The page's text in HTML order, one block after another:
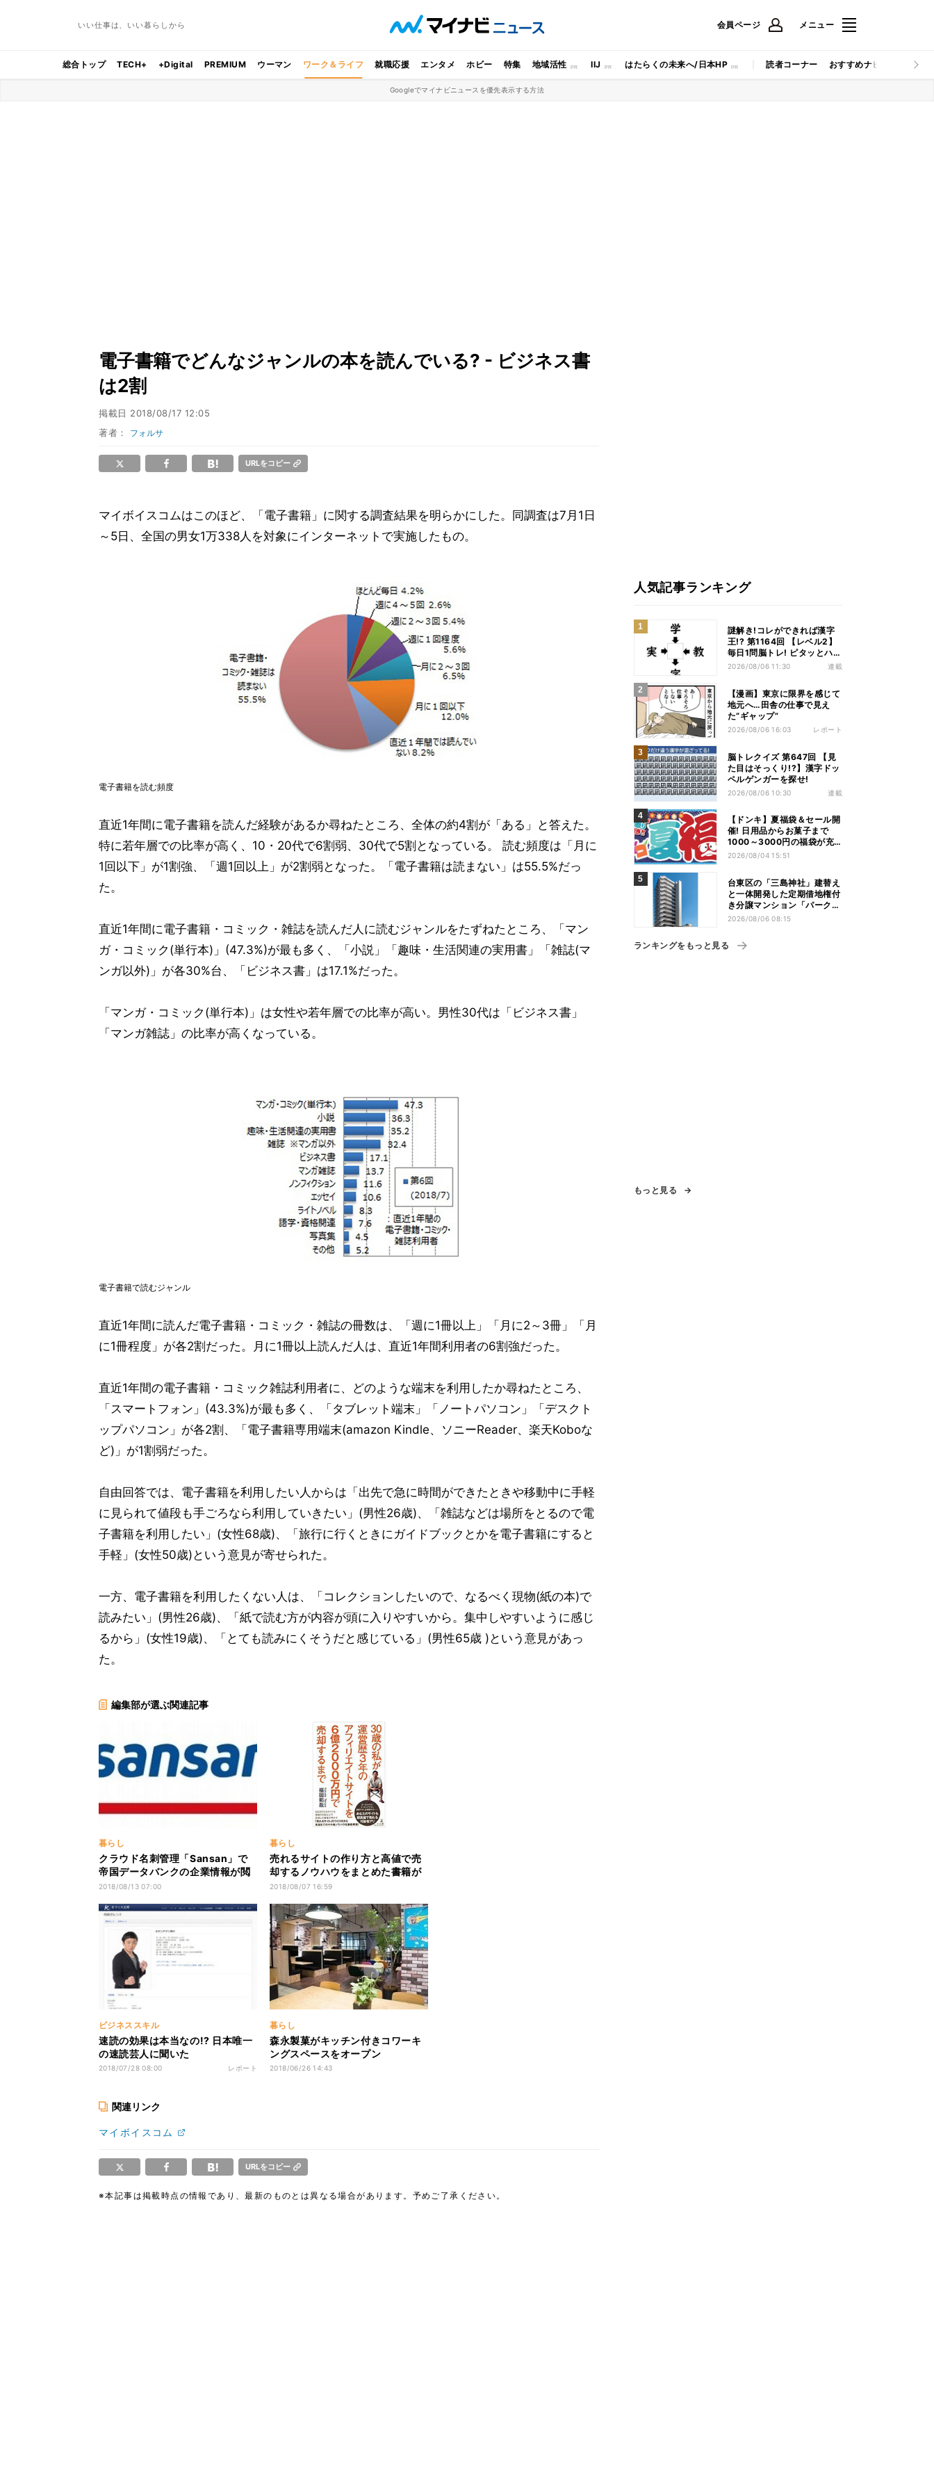
いい仕事は、いい暮らしから 会員ページ メニュー
総合トップ TECH+ +Digital PREMIUM ウーマン ワーク＆ライフ 就職応援 エンタメ ホビー 特集 地域活性 IIJ はたらくの未来へ/日本HP 読者コーナー おすすめナビ マイナビ
Googleでマイナビニュースを優先表示する方法
電子書籍でどんなジャンルの本を読んでいる? - ビジネス書
は2割
掲載日 2018/08/17 12:05
著者： フォルサ
URLをコピー
マイボイスコムはこのほど、「電子書籍」に関する調査結果を明らかにした。同調査は7月1日
～5日、全国の男女1万338人を対象にインターネットで実施したもの。
電子書籍を読む頻度
直近1年間に電子書籍を読んだ経験があるか尋ねたところ、全体の約4割が「ある」と答えた。
特に若年層での比率が高く、10・20代で6割弱、30代で5割となっている。 読む頻度は「月に
1回以下」が1割強、「週1回以上」が2割弱となった。「電子書籍は読まない」は55.5%だっ
た。
直近1年間に電子書籍・コミック・雑誌を読んだ人に読むジャンルをたずねたところ、「マン
ガ・コミック(単行本)」(47.3%)が最も多く、「小説」「趣味・生活関連の実用書」「雑誌(マ
ンガ以外)」が各30%台、「ビジネス書」は17.1%だった。
「マンガ・コミック(単行本)」は女性や若年層での比率が高い。男性30代は「ビジネス書」
「マンガ雑誌」の比率が高くなっている。
電子書籍で読むジャンル
直近1年間に読んだ電子書籍・コミック・雑誌の冊数は、「週に1冊以上」「月に2～3冊」「月
に1冊程度」が各2割だった。月に1冊以上読んだ人は、直近1年間利用者の6割強だった。
直近1年間の電子書籍・コミック雑誌利用者に、どのような端末を利用したか尋ねたところ、
「スマートフォン」(43.3%)が最も多く、「タブレット端末」「ノートパソコン」「デスクト
ップパソコン」が各2割、「電子書籍専用端末(amazon Kindle、ソニーReader、楽天Koboな
ど)」が1割弱だった。
自由回答では、電子書籍を利用したい人からは「出先で急に時間ができたときや移動中に手軽
に見られて値段も手ごろなら利用していきたい」(男性26歳)、「雑誌などは場所をとるので電
子書籍を利用したい」(女性68歳)、「旅行に行くときにガイドブックとかを電子書籍にすると
手軽」(女性50歳)という意見が寄せられた。
一方、電子書籍を利用したくない人は、「コレクションしたいので、なるべく現物(紙の本)で
読みたい」(男性26歳)、「紙で読む方が内容が頭に入りやすいから。集中しやすいように感じ
るから」(女性19歳)、「とても読みにくそうだと感じている」(男性65歳 )という意見があっ
た。
編集部が選ぶ関連記事
暮らし
クラウド名刺管理「Sansan」で
帝国データバンクの企業情報が閲
覧可能に
2018/08/13 07:00
暮らし
売れるサイトの作り方と高値で売
却するノウハウをまとめた書籍が
発売
2018/08/07 16:59
ビジネススキル
速読の効果は本当なの!? 日本唯一
の速読芸人に聞いた
2018/07/28 08:00 レポート
暮らし
森永製菓がキッチン付きコワーキ
ングスペースをオープン
2018/06/26 14:43
関連リンク
マイボイスコム
URLをコピー
※本記事は掲載時点の情報であり、最新のものとは異なる場合があります。予めご了承ください。
人気記事ランキング
謎解き!コレができれば漢字
王!? 第1164回 【レベル2】
毎日1問脳トレ! ピタッとハマ
る漢字はどれだ?
2026/08/06 11:30 連載
【漫画】東京に限界を感じて
地元へ…田舎の仕事で見え
た“ギャップ”
2026/08/06 16:03 レポート
脳トレクイズ 第647回 【見
た目はそっくり!?】漢字ドッ
ペルゲンガーを探せ!
2026/08/06 10:30 連載
【ドンキ】夏福袋＆セール開
催! 日用品からお菓子まで
1000～3000円の福袋が充
実、家電やアパレルなど人気
2026/08/04 15:51
台東区の「三島神社」建替え
と一体開発した定期借地権付
き分譲マンション「パークホ
ームズ入谷」竣工
2026/08/06 08:15
ランキングをもっと見る
もっと見る